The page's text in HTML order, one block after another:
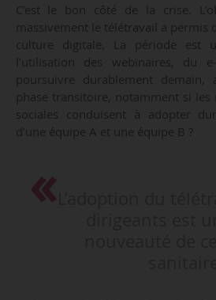
C’est le bon côté de la crise.
massivement le télétravail a permis
culture digitale. La période est
l’utilisation des webinaires, du
poursuivre durablement
phase transitoire, notamment si
sociales conduisent à adopter
d’une équipe A et une équipe B ?